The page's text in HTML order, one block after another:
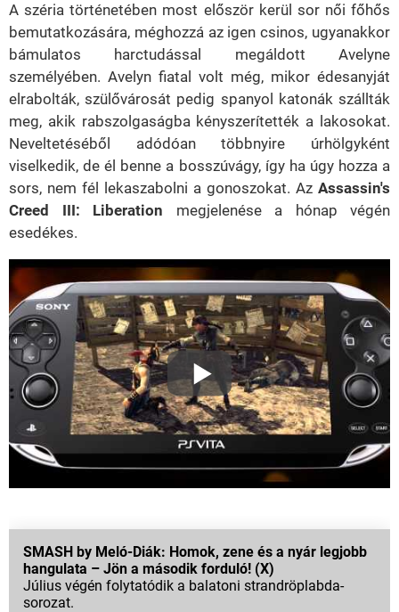
A széria történetében most először kerül sor női főhős
bemutatkozására, méghozzá az igen csinos, ugyanakkor
bámulatos harctudással megáldott Avelyne
személyében. Avelyn fiatal volt még, mikor édesanyját
elrabolták, szülővárosát pedig spanyol katonák szállták
meg, akik rabszolgaságba kényszerítették a lakosokat.
Neveltetéséből adódóan többnyire úrhölgyként
viselkedik, de él benne a bosszúvágy, így ha úgy hozza a
sors, nem fél lekaszabolni a gonoszokat. Az Assassin's
Creed III: Liberation megjelenése a hónap végén
esedékes.
SMASH by Meló-Diák: Homok, zene és a nyár legjobb
hangulata – Jön a második forduló! (X)
Július végén folytatódik a balatoni strandröplabda-
sorozat.